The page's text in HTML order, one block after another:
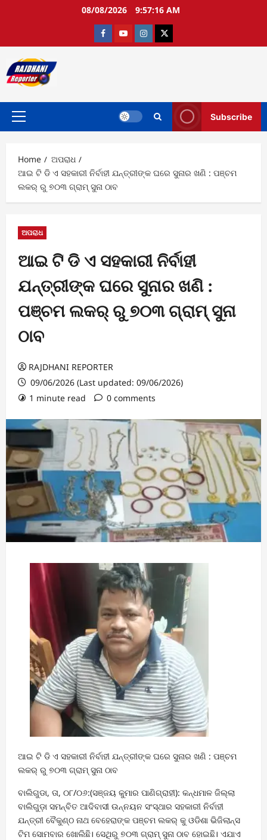
08/08/2026 9:57:17 AM
FacebookYoutubeInstagramtwitter
Primary
Subscribe
Home
ଅପରାଧ
ଆଇ ଟି ଡି ଏ ସହକାରୀ ନିର୍ବାହୀ ଯନ୍ତ୍ରୀଙ୍କ ଘରେ ସୁନାର ଖଣି : ପଞ୍ଚମ
ଲକର୍ ରୁ ୭୦୩ ଗ୍ରାମ୍ ସୁନା ଠାବ
ଅପରାଧ
ଆଇ ଟି ଡି ଏ ସହକାରୀ ନିର୍ବାହୀ
ଯନ୍ତ୍ରୀଙ୍କ ଘରେ ସୁନାର ଖଣି :
ପଞ୍ଚମ ଲକର୍ ରୁ ୭୦୩ ଗ୍ରାମ୍ ସୁନା
ଠାବ
RAJDHANI REPORTER
09/06/2026 (Last updated: 09/06/2026)
1 minute read
0 comments
ଆଇ ଟି ଡି ଏ ସହକାରୀ ନିର୍ବାହୀ ଯନ୍ତ୍ରୀଙ୍କ ଘରେ ସୁନାର ଖଣି : ପଞ୍ଚମ
ଲକର୍ ରୁ ୭୦୩ ଗ୍ରାମ୍ ସୁନା ଠାବ
ବାଲିଗୁଡା, ତା, ୦୮/୦୬:(ସଞ୍ଜୟ କୁମାର ପାଣିଗ୍ରାହୀ): କନ୍ଧମାଳ ଜିଲ୍ଲା
ବାଲିଗୁଡ଼ା ସମନ୍ବିତ ଆଦିବାସୀ ଉନ୍ନୟନ ସଂସ୍ଥାର ସହକାରୀ ନିର୍ବାହୀ
ଯନ୍ତ୍ରୀ ବୈକୁଣ୍ଠ ନାଥ ବେହେରାଙ୍କ ପଞ୍ଚମ ଲକର୍ କୁ ଓଡିଶା ଭିଜିଲାନ୍ସ
ଟିମ ସୋମବାର ଖୋଲିଛି। ସେଥିରୁ ୭୦୩ ଗ୍ରାମ୍ ସୁନା ଠାବ ହୋଇଛି। ଏଯାଏ